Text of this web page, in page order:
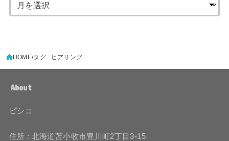
HOME タグ : ヒアリング
About
ピシコ
住所 : 北海道苫小牧市豊川町2丁目3-15